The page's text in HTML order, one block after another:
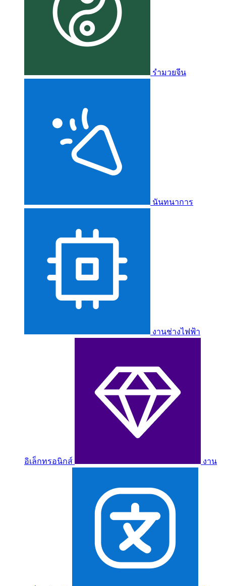
รำมวยจีน
นันทนาการ
งานช่างไฟฟ้า
อิเล็กทรอนิกส์ งาน